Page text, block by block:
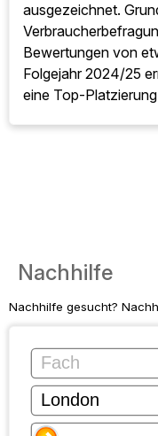
ausgezeichnet.
Bewertungen von
Folgejahr 2024/25
eine Top-
Nachhilfe
Nachhilfe gesucht?